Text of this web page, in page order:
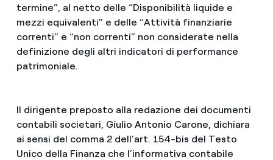
termine”, al netto delle “Disponibilità liquide e
mezzi equivalenti” e delle “Attività finanziarie
correnti” e “non correnti” non considerate nella
definizione degli altri indicatori di performance
patrimoniale.
Il dirigente preposto alla redazione dei documenti
contabili societari, Giulio Antonio Carone, dichiara
ai sensi del comma 2 dell’art. 154-bis del Testo
Unico della Finanza che l’informativa contabile